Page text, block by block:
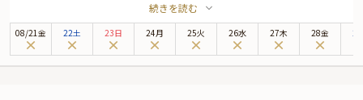
けるよう昭和モダンの落ち着いた雰囲気の個室へご案内いたします。4名～最
大20名様までご着席可能です。
お食事は、厳選した季節の食材を富士山溶岩石で焼き上げる「木春堂」名物の
続きを読む
08/21金 22土 23日 24月 25火 26水 27木 28金